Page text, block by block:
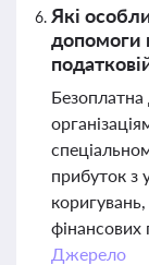
Які
допомоги
прибуток з
фінансових
Джерело